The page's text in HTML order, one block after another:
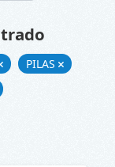
PILAS